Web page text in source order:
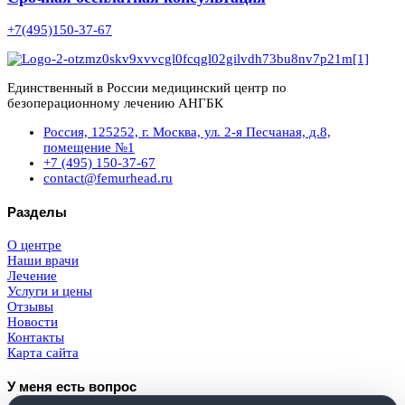
+7(495)150-37-67
Единственный в России медицинский центр по
безоперационному лечению АНГБК
Россия, 125252, г. Москва, ул. 2-я Песчаная, д.8,
помещение №1
+7 (495) 150-37-67
contact@femurhead.ru
Разделы
О центре
Наши врачи
Лечение
Услуги и цены
Отзывы
Новости
Контакты
Карта сайта
У меня есть вопрос